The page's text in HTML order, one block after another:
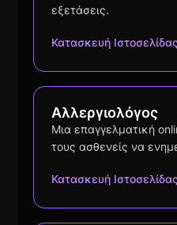
εξετάσεις.
Κατασκευή
Αλλεργιολόγος
Μια επαγγελματική
τους ασθενείς να
Κατασκευή